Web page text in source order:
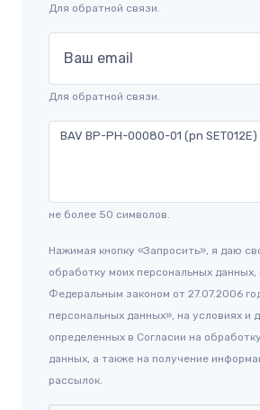
Для обратной связи.
Ваш email
Для обратной связи.
не более 50 символов.
Нажимая кнопку «Запросить», я даю
обработку моих персональных данных,
Федеральным законом от 27.07.2006
персональных данных», на условиях и
определенных в Согласии на
данных, а также на получение
рассылок.